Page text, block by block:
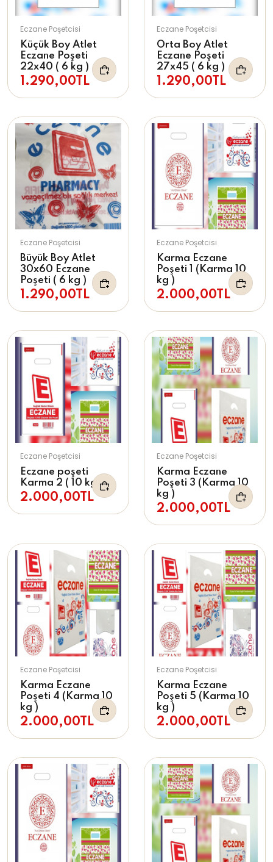
Eczane Poşetcisi
Küçük Boy Atlet
Eczane Poşeti
22x40 ( 6 kg )
1.290,00TL
Eczane Poşetcisi
Orta Boy Atlet
Eczane Poşeti
27x45 ( 6 kg )
1.290,00TL
Eczane Poşetcisi
Büyük Boy Atlet
30x60 Eczane
Poşeti ( 6 kg )
1.290,00TL
Eczane Poşetcisi
Karma Eczane
Poşeti 1 (Karma 10
kg )
2.000,00TL
Eczane Poşetcisi
Eczane poşeti
Karma 2 ( 10 kg )
2.000,00TL
Eczane Poşetcisi
Karma Eczane
Poşeti 3 (Karma 10
kg )
2.000,00TL
Eczane Poşetcisi
Karma Eczane
Poşeti 4 (Karma 10
kg )
2.000,00TL
Eczane Poşetcisi
Karma Eczane
Poşeti 5 (Karma 10
kg )
2.000,00TL